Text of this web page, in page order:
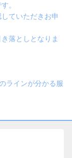
。
ていただきお申
落としとなりま
ラインが分かる服